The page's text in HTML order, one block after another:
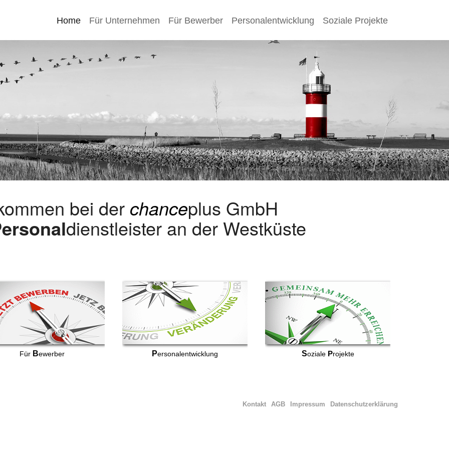
Home Für Unternehmen Für Bewerber Personalentwicklung Soziale Projekte
bei der chanceplus GmbH
dienstleister an der Westküste
Für Bewerber Personalentwicklung Soziale Projekte
Datenschutzerklärung
Impressum
AGB
Kontakt